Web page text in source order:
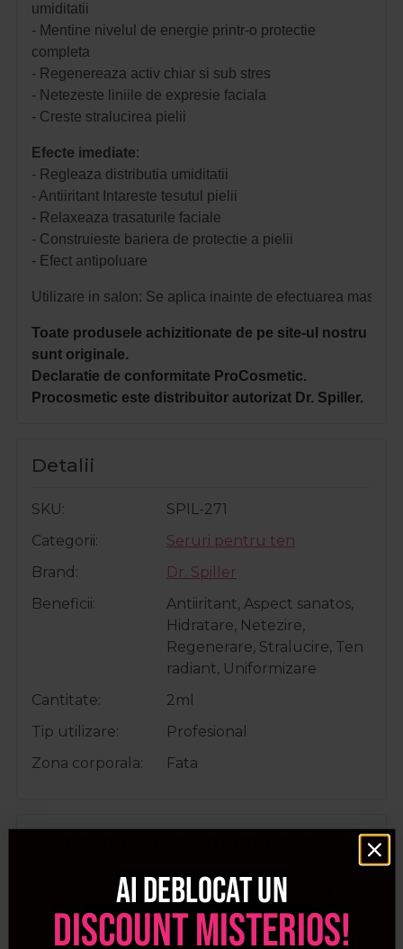
umiditatii
- Mentine nivelul de energie printr-o protectie
completa
- Regenereaza activ chiar si sub stres
- Netezeste liniile de expresie faciala
- Creste stralucirea pielii
Efecte imediate:
- Regleaza distributia umiditatii
- Antiiritant Intareste tesutul pielii
- Relaxeaza trasaturile faciale
- Construieste bariera de protectie a pielii
- Efect antipoluare
Utilizare in salon: Se aplica inainte de efectuarea
Toate produsele achizitionate de pe site-ul nostru
sunt originale.
Declaratie de conformitate ProCosmetic.
Procosmetic este distribuitor autorizat Dr. Spiller.
Detalii
SKU
SPIL-271
Categorii
Seruri pentru ten
Brand
Dr. Spiller
Beneficii
Antiiritant, Aspect sanatos,
Hidratare, Netezire,
Regenerare, Stralucire, Ten
radiant, Uniformizare
Cantitate
2ml
Tip utilizare
Profesional
Zona corporala
Fata
Pret special
Ai deblocat un
discount misterios!